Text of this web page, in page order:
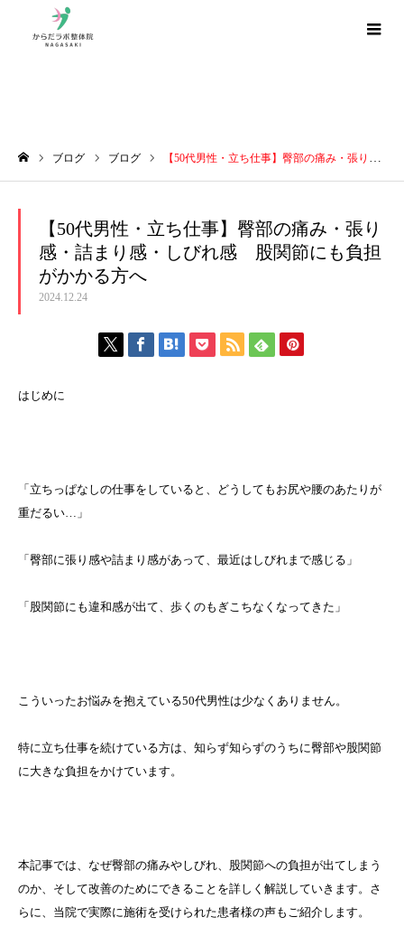
ブログ ブログ 【50代男性・立ち仕事】臀部の痛み・張り感・詰まり感・しびれ感 股関節にも負担がかかる方へ
【50代男性・立ち仕事】臀部の痛み・張り
感・詰まり感・しびれ感 股関節にも負担
がかかる方へ
2024.12.24
はじめに
「立ちっぱなしの仕事をしていると、どうしてもお尻や腰のあたりが
重だるい…」
「臀部に張り感や詰まり感があって、最近はしびれまで感じる」
「股関節にも違和感が出て、歩くのもぎこちなくなってきた」
こういったお悩みを抱えている50代男性は少なくありません。
特に立ち仕事を続けている方は、知らず知らずのうちに臀部や股関節
に大きな負担をかけています。
本記事では、なぜ臀部の痛みやしびれ、股関節への負担が出てしまう
のか、そして改善のためにできることを詳しく解説していきます。さ
らに、当院で実際に施術を受けられた患者様の声もご紹介します。